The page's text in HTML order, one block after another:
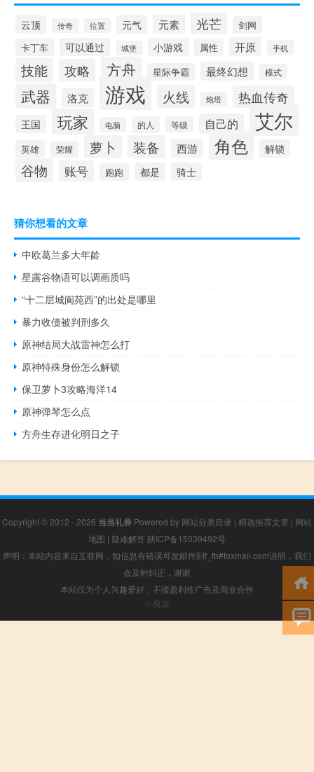
云顶 传奇 位置 元气 元素 光芒
剑网
卡丁车
可以通过 城堡 小游戏 属性 开原 手机
技能 攻略 方舟 星际争霸 最终幻想 模式
武器 洛克 游戏 火线 炮塔 热血传奇
王国 玩家 电脑 的人 等级 自己的 艾尔
英雄 荣耀 萝卜 装备 西游 角色 解锁
谷物 账号 跑跑 都是 骑士
猜你想看的文章
中欧葛兰多大年龄
星露谷物语可以调画质吗
“十二层城阆苑西”的出处是哪里
暴力收债被判刑多久
原神结局大战雷神怎么打
原神特殊身份怎么解锁
保卫萝卜3攻略海洋14
原神弹琴怎么点
方舟生存进化明日之子
Copyright © 2012 - 2026 当当礼券 Powered by 网站分类目录 | 精选推荐文章 | 网站
地图 | 疑难解答 陕ICP备15039492号
声明：本站内容来自互联网，如信息有错误可发邮件到f_fb#foxmail.com说明，我们
会及时纠正，谢谢
本站仅为个人兴趣爱好，不接盈利性广告及商业合作
小男孩